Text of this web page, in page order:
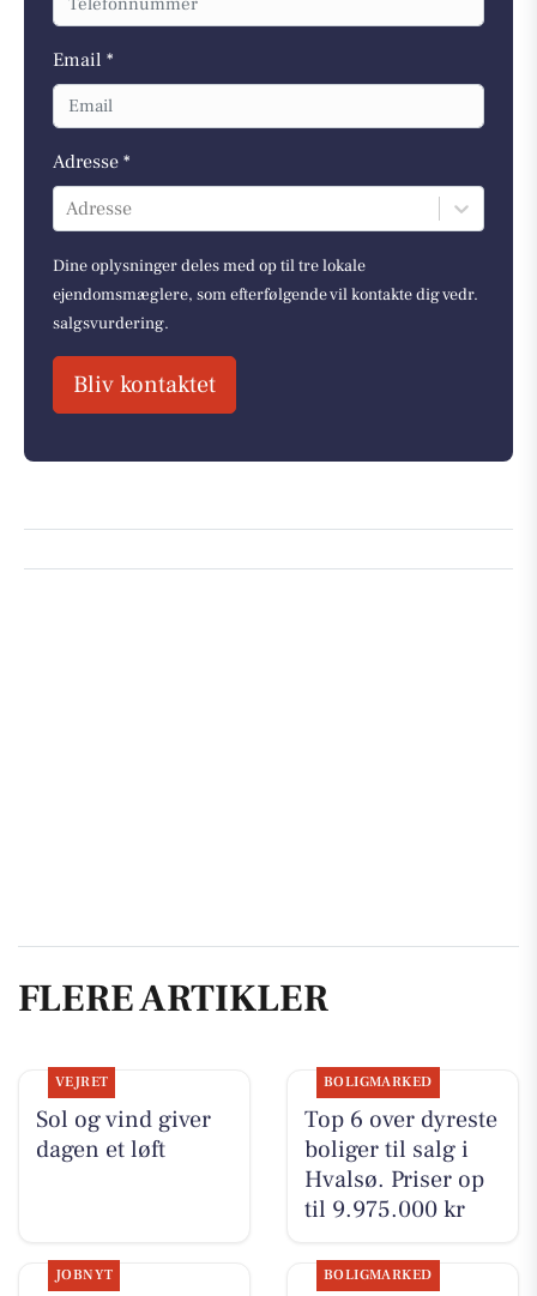
Email *
Adresse *
Adresse
Dine oplysninger deles med op til tre lokale
ejendomsmæglere, som efterfølgende vil kontakte dig vedr.
salgsvurdering.
Bliv kontaktet
FLERE ARTIKLER
VEJRET
Sol og vind giver
dagen et løft
BOLIGMARKED
Top 6 over dyreste
boliger til salg i
Hvalsø. Priser op
til 9.975.000 kr
JOBNYT BOLIGMARKED